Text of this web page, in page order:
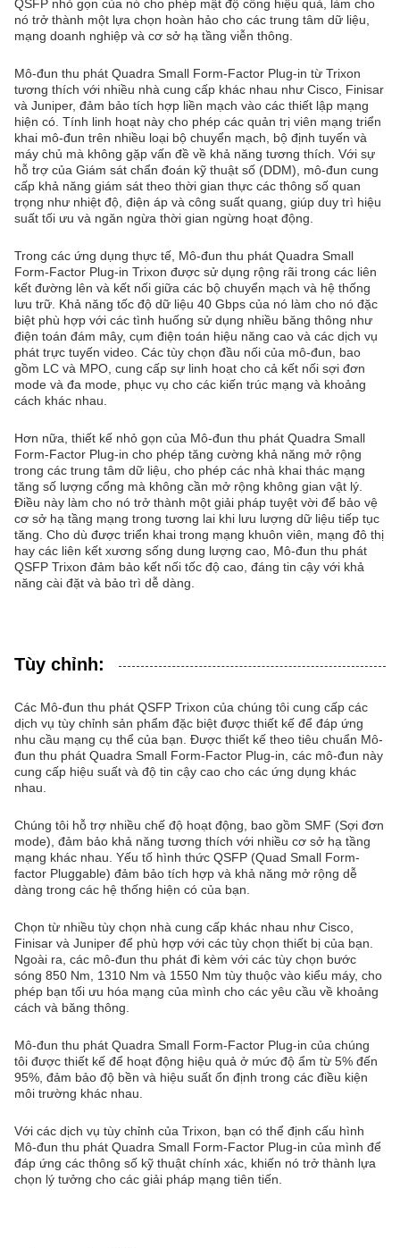
QSFP nhỏ gọn của nó cho phép mật độ cổng hiệu quả, làm cho
nó trở thành một lựa chọn hoàn hảo cho các trung tâm dữ liệu,
mạng doanh nghiệp và cơ sở hạ tầng viễn thông.
Mô-đun thu phát Quadra Small Form-Factor Plug-in từ Trixon
tương thích với nhiều nhà cung cấp khác nhau như Cisco, Finisar
và Juniper, đảm bảo tích hợp liền mạch vào các thiết lập mạng
hiện có. Tính linh hoạt này cho phép các quản trị viên mạng triển
khai mô-đun trên nhiều loại bộ chuyển mạch, bộ định tuyến và
máy chủ mà không gặp vấn đề về khả năng tương thích. Với sự
hỗ trợ của Giám sát chẩn đoán kỹ thuật số (DDM), mô-đun cung
cấp khả năng giám sát theo thời gian thực các thông số quan
trọng như nhiệt độ, điện áp và công suất quang, giúp duy trì hiệu
suất tối ưu và ngăn ngừa thời gian ngừng hoạt động.
Trong các ứng dụng thực tế, Mô-đun thu phát Quadra Small
Form-Factor Plug-in Trixon được sử dụng rộng rãi trong các liên
kết đường lên và kết nối giữa các bộ chuyển mạch và hệ thống
lưu trữ. Khả năng tốc độ dữ liệu 40 Gbps của nó làm cho nó đặc
biệt phù hợp với các tình huống sử dụng nhiều băng thông như
điện toán đám mây, cụm điện toán hiệu năng cao và các dịch vụ
phát trực tuyến video. Các tùy chọn đầu nối của mô-đun, bao
gồm LC và MPO, cung cấp sự linh hoạt cho cả kết nối sợi đơn
mode và đa mode, phục vụ cho các kiến trúc mạng và khoảng
cách khác nhau.
Hơn nữa, thiết kế nhỏ gọn của Mô-đun thu phát Quadra Small
Form-Factor Plug-in cho phép tăng cường khả năng mở rộng
trong các trung tâm dữ liệu, cho phép các nhà khai thác mạng
tăng số lượng cổng mà không cần mở rộng không gian vật lý.
Điều này làm cho nó trở thành một giải pháp tuyệt vời để bảo vệ
cơ sở hạ tầng mạng trong tương lai khi lưu lượng dữ liệu tiếp tục
tăng. Cho dù được triển khai trong mạng khuôn viên, mạng đô thị
hay các liên kết xương sống dung lượng cao, Mô-đun thu phát
QSFP Trixon đảm bảo kết nối tốc độ cao, đáng tin cậy với khả
năng cài đặt và bảo trì dễ dàng.
Tùy chỉnh:
Các Mô-đun thu phát QSFP Trixon của chúng tôi cung cấp các
dịch vụ tùy chỉnh sản phẩm đặc biệt được thiết kế để đáp ứng
nhu cầu mạng cụ thể của bạn. Được thiết kế theo tiêu chuẩn Mô-
đun thu phát Quadra Small Form-Factor Plug-in, các mô-đun này
cung cấp hiệu suất và độ tin cậy cao cho các ứng dụng khác
nhau.
Chúng tôi hỗ trợ nhiều chế độ hoạt động, bao gồm SMF (Sợi đơn
mode), đảm bảo khả năng tương thích với nhiều cơ sở hạ tầng
mạng khác nhau. Yếu tố hình thức QSFP (Quad Small Form-
factor Pluggable) đảm bảo tích hợp và khả năng mở rộng dễ
dàng trong các hệ thống hiện có của bạn.
Chọn từ nhiều tùy chọn nhà cung cấp khác nhau như Cisco,
Finisar và Juniper để phù hợp với các tùy chọn thiết bị của bạn.
Ngoài ra, các mô-đun thu phát đi kèm với các tùy chọn bước
sóng 850 Nm, 1310 Nm và 1550 Nm tùy thuộc vào kiểu máy, cho
phép bạn tối ưu hóa mạng của mình cho các yêu cầu về khoảng
cách và băng thông.
Mô-đun thu phát Quadra Small Form-Factor Plug-in của chúng
tôi được thiết kế để hoạt động hiệu quả ở mức độ ẩm từ 5% đến
95%, đảm bảo độ bền và hiệu suất ổn định trong các điều kiện
môi trường khác nhau.
Với các dịch vụ tùy chỉnh của Trixon, bạn có thể định cấu hình
Mô-đun thu phát Quadra Small Form-Factor Plug-in của mình để
đáp ứng các thông số kỹ thuật chính xác, khiến nó trở thành lựa
chọn lý tưởng cho các giải pháp mạng tiên tiến.